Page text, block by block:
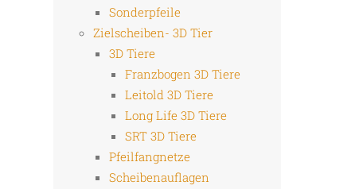
Sonderpfeile
Zielscheiben- 3D Tier
3D Tiere
Franzbogen 3D Tiere
Leitold 3D Tiere
Long Life 3D Tiere
SRT 3D Tiere
Pfeilfangnetze
Scheibenauflagen